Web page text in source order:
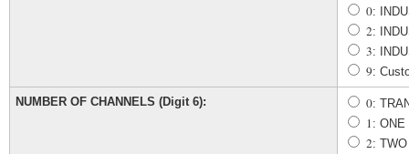
0:
2:
3:
9:
NUMBER OF CHANNELS (Digit 6): 0:
1 : ONE
2: TWO